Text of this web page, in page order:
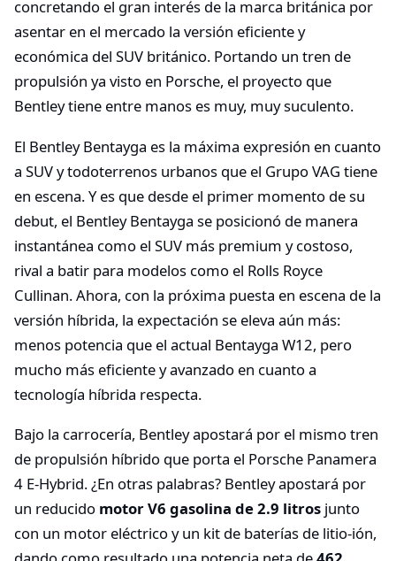
concretando el gran interés de la marca británica por
asentar en el mercado la versión eficiente y
económica del SUV británico. Portando un tren de
propulsión ya visto en Porsche, el proyecto que
Bentley tiene entre manos es muy, muy suculento.
El Bentley Bentayga es la máxima expresión en cuanto
a SUV y todoterrenos urbanos que el Grupo VAG tiene
en escena. Y es que desde el primer momento de su
debut, el Bentley Bentayga se posicionó de manera
instantánea como el SUV más premium y costoso,
rival a batir para modelos como el Rolls Royce
Cullinan. Ahora, con la próxima puesta en escena de la
versión híbrida, la expectación se eleva aún más:
menos potencia que el actual Bentayga W12, pero
mucho más eficiente y avanzado en cuanto a
tecnología híbrida respecta.
Bajo la carrocería, Bentley apostará por el mismo tren
de propulsión híbrido que porta el Porsche Panamera
4 E-Hybrid. ¿En otras palabras? Bentley apostará por
un reducido motor V6 gasolina de 2.9 litros junto
con un motor eléctrico y un kit de baterías de litio-ión,